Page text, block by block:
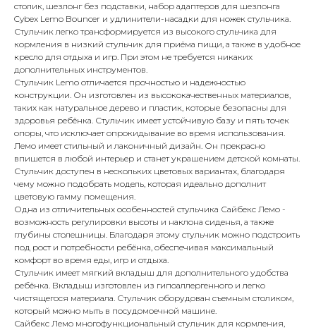
столик, шезлонг без подставки, набор адаптеров для шезлонга
Cybex Lemo Bouncer и удлинители-насадки для ножек стульчика.
Стульчик легко трансформируется из высокого стульчика для
кормления в низкий стульчик для приёма пищи, а также в удобное
кресло для отдыха и игр. При этом не требуется никаких
дополнительных инструментов.
Стульчик Lemo отличается прочностью и надежностью
конструкции. Он изготовлен из высококачественных материалов,
таких как натуральное дерево и пластик, которые безопасны для
здоровья ребёнка. Стульчик имеет устойчивую базу и пять точек
опоры, что исключает опрокидывание во время использования.
Лемо имеет стильный и лаконичный дизайн. Он прекрасно
впишется в любой интерьер и станет украшением детской комнаты.
Стульчик доступен в нескольких цветовых вариантах, благодаря
чему можно подобрать модель, которая идеально дополнит
цветовую гамму помещения.
Одна из отличительных особенностей стульчика Сайбекс Лемо -
возможность регулировки высоты и наклона сиденья, а также
глубины столешницы. Благодаря этому стульчик можно подстроить
под рост и потребности ребёнка, обеспечивая максимальный
комфорт во время еды, игр и отдыха.
Стульчик имеет мягкий вкладыш для дополнительного удобства
ребёнка. Вкладыш изготовлен из гипоаллергенного и легко
чистящегося материала. Стульчик оборудован съемным столиком,
который можно мыть в посудомоечной машине.
Сайбекс Лемо многофункциональный стульчик для кормления,